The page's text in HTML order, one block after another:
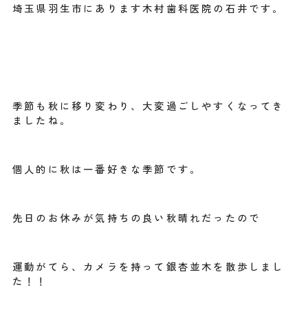
埼玉県羽生市にあります木村歯科医院の石井です。
季節も秋に移り変わり、大変過ごしやすくなってき
ましたね。
個人的に秋は一番好きな季節です。
先日のお休みが気持ちの良い秋晴れだったので
運動がてら、カメラを持って銀杏並木を散歩しまし
た！！